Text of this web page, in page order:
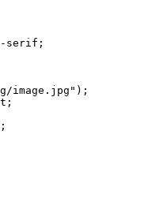
serif;
image.jpg");